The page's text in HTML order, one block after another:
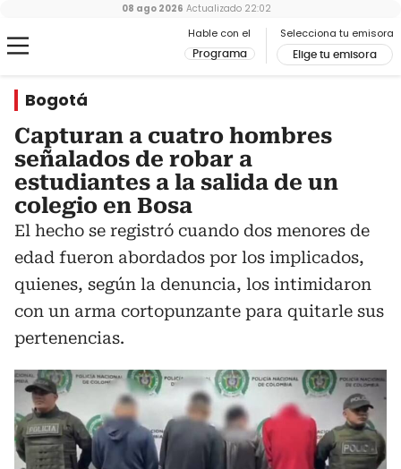
Hable con el
Programa
Selecciona tu emisora
Elige tu emisora
08 ago 2026 Actualizado 22:02
Bogotá
Capturan a cuatro hombres
señalados de robar a
estudiantes a la salida de un
colegio en Bosa
El hecho se registró cuando dos menores de
edad fueron abordados por los implicados,
quienes, según la denuncia, los intimidaron
con un arma cortopunzante para quitarle sus
pertenencias.